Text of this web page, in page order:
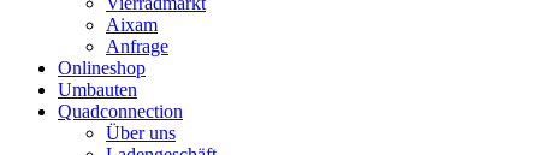
Aixam
Anfrage
Onlineshop
Umbauten
Quadconnection
Über uns